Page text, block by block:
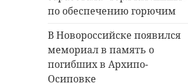
по обеспечению горючим
В Новороссийске появился
мемориал в память о
погибших в Архипо-
Осиповке